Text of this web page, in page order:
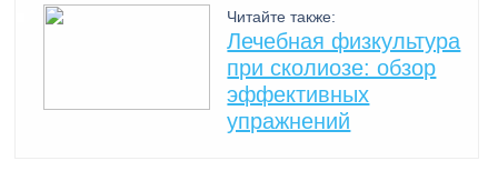
Читайте также:
Лечебная физкультура
при сколиозе: обзор
эффективных
упражнений